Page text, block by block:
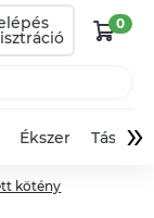
0
Ékszer Táska»
kötény